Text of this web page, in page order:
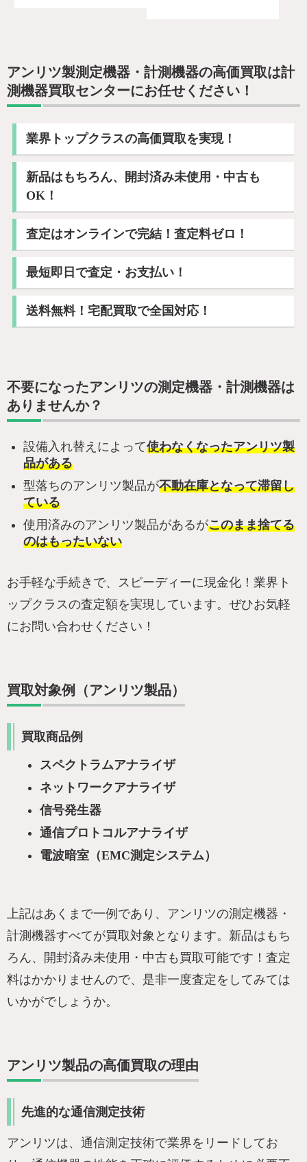
アンリツ製測定機器・計測機器の高価買取は計
測機器買取センターにお任せください！
業界トップクラスの高価買取を実現！
新品はもちろん、開封済み未使用・中古も
OK！
査定はオンラインで完結！査定料ゼロ！
最短即日で査定・お支払い！
送料無料！宅配買取で全国対応！
不要になったアンリツの測定機器・計測機器は
ありませんか？
設備入れ替えによって使わなくなったアンリツ製
品がある
型落ちのアンリツ製品が不動在庫となって滞留し
ている
使用済みのアンリツ製品があるがこのまま捨てる
のはもったいない
お手軽な手続きで、スピーディーに現金化！業界ト
ップクラスの査定額を実現しています。ぜひお気軽
にお問い合わせください！
買取対象例（アンリツ製品）
買取商品例
スペクトラムアナライザ
ネットワークアナライザ
信号発生器
通信プロトコルアナライザ
電波暗室（EMC測定システム）
上記はあくまで一例であり、アンリツの測定機器・
計測機器すべてが買取対象となります。新品はもち
ろん、開封済み未使用・中古も買取可能です！査定
料はかかりませんので、是非一度査定をしてみては
いかがでしょうか。
アンリツ製品の高価買取の理由
先進的な通信測定技術
アンリツは、通信測定技術で業界をリードしてお